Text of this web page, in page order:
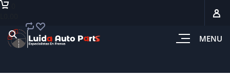
MENU